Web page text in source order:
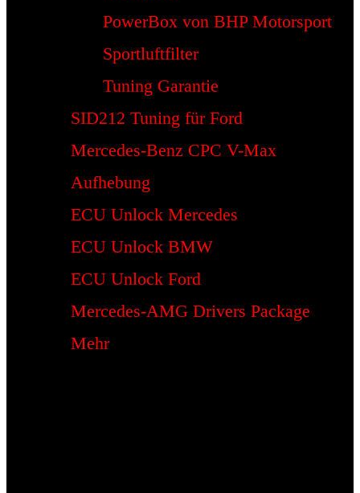
PowerBox von BHP Motorsport
Sportluftfilter
Tuning Garantie
SID212 Tuning für Ford
Mercedes-Benz CPC V-Max
Aufhebung
ECU Unlock Mercedes
ECU Unlock BMW
ECU Unlock Ford
Mercedes-AMG Drivers Package
Mehr